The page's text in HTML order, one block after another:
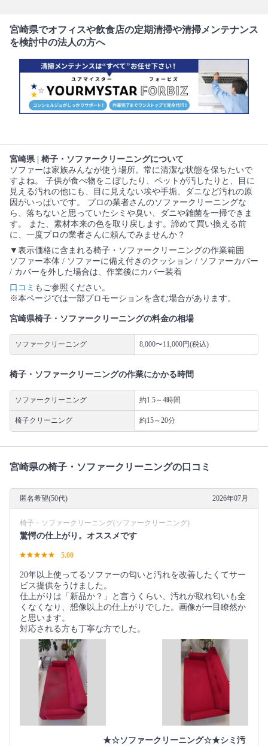
宮崎県でオフィスや飲食店の定期清掃や清掃メンテナンス
を検討中の法人の方へ
宮崎県 | 椅子・ソファークリーニングについて
ソファーは家族みんなが使う場所。常に清潔な状態を保ちたいで
すよね。 子供が食べ物をこぼしたり、ペットが汚したりと、目に
見える汚れの他にも、目に見えない埃や手垢、ダニなど汚れの原
因がいっぱいです。 プロの業者さんのソファークリーニングな
ら、落ちないと思っていたシミや臭い、ダニや雑菌を一掃できま
す。 また、素材本来の色を取り戻します。諦めて買い換える前
に、一度プロの業者さんに頼んでみませんか？
▼表示価格に含まれる椅子・ソファークリーニングの作業範囲
ソファー本体 / ソファーに備え付きのクッション / ソファーカバー
/ カバーを外した場合は、作業後にカバー装着
口コミ もご参照ください。
※本ページでは一部プロモーションを含む場合があります。
宮崎県椅子・ソファークリーニングの料金の相場
ソファークリーニング 8,000〜11,000円(税込)
椅子・ソファークリーニングの作業にかかる時間
ソファークリーニング 約1.5～4時間
椅子クリーニング 約15～20分
宮崎県の椅子・ソファークリーニングの口コミ
匿名希望(50代) 2026年07月
椅子・ソファークリーニング(ソファークリーニング)
驚愕の仕上がり。オススメです
5.00
20年以上使ってるソファーの匂いと汚れを改善したくてサー
ビス提供をうけました。
仕上がりは「新品か？」と言うくらい、汚れが取れ匂いも全
くなくなり、想像以上の仕上がりでした。画像が一目瞭然か
と思います。
対応される方も丁寧な方でした。
★☆ソファークリーニング☆★シミ汚